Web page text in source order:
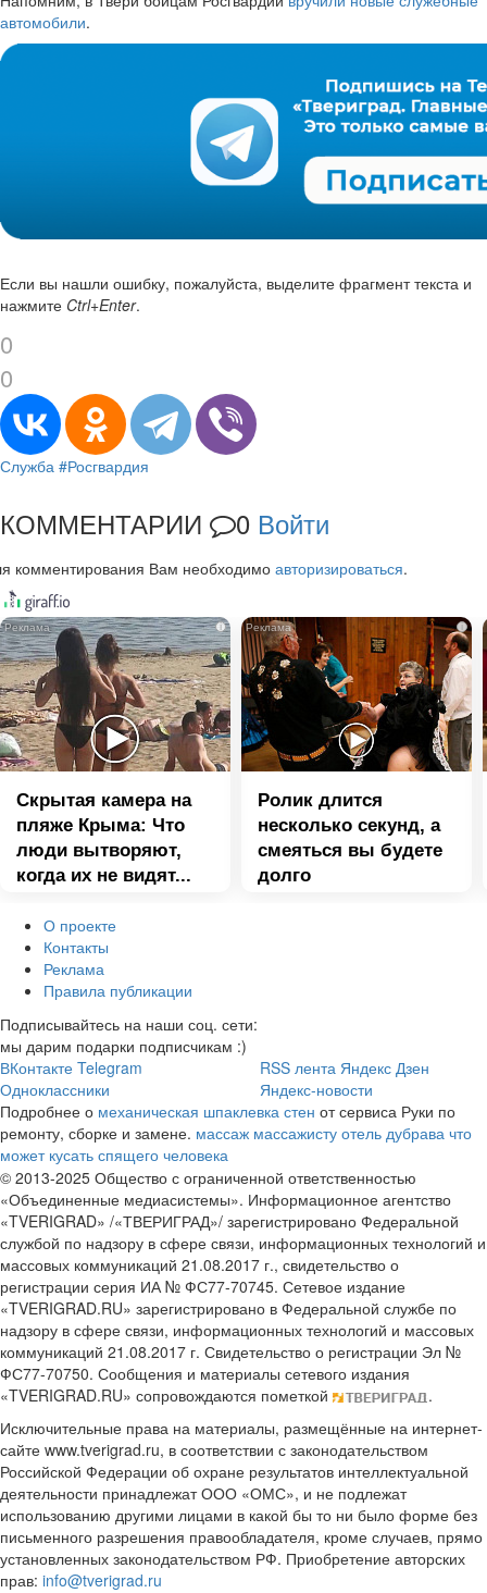
автомобили.
Если вы нашли ошибку, пожалуйста, выделите фрагмент текста и
нажмите Ctrl+Enter.
0
0
Служба #Росгвардия
КОММЕНТАРИИ 0 Войти
комментирования Вам необходимо авторизироваться.
i
Скрытая камера на
пляже Крыма: Что
люди вытворяют,
когда их не видят...
i
Ролик длится
несколько секунд, а
смеяться вы будете
долго
О проекте
Контакты
Реклама
Правила публикации
Подписывайтесь на наши соц. сети:
мы дарим подарки подписчикам :)
ВКонтакте Telegram
Одноклассники
RSS лента Яндекс Дзен
Яндекс-новости
Подробнее о механическая шпаклевка стен от сервиса Руки по
ремонту, сборке и замене. массаж массажисту отель дубрава что
может кусать спящего человека
© 2013-2025 Общество с ограниченной ответственностью
«Объединенные медиасистемы». Информационное агентство
«TVERIGRAD» /«ТВЕРИГРАД»/ зарегистрировано Федеральной
службой по надзору в сфере связи, информационных технологий и
массовых коммуникаций 21.08.2017 г., свидетельство о
регистрации серия ИА № ФС77-70745. Сетевое издание
«TVERIGRAD.RU» зарегистрировано в Федеральной службе по
надзору в сфере связи, информационных технологий и массовых
коммуникаций 21.08.2017 г. Свидетельство о регистрации Эл №
ФС77-70750. Сообщения и материалы сетевого издания
«TVERIGRAD.RU» сопровождаются пометкой
.
Исключительные права на материалы, размещённые на интернет-
сайте www.tverigrad.ru, в соответствии с законодательством
Российской Федерации об охране результатов интеллектуальной
деятельности принадлежат ООО «ОМС», и не подлежат
использованию другими лицами в какой бы то ни было форме без
письменного разрешения правообладателя, кроме случаев, прямо
установленных законодательством РФ. Приобретение авторских
прав: info@tverigrad.ru